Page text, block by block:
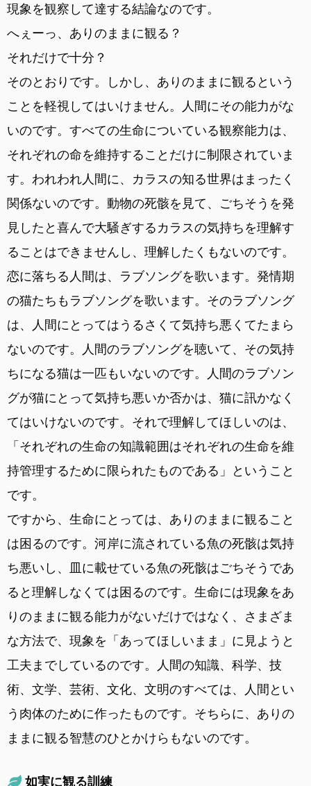
現象を観察して達する結論なのです。
へぇーっ、ありのままに観る？
それだけで十分？
そのとおりです。しかし、ありのままに観るという
ことを軽視してはいけません。人間にその能力がな
いのです。すべての生命についている観察能力は、
それぞれの命を維持することだけに制限されていま
す。われわれ人間に、カラスの知る世界はまったく
関係ないのです。動物の死骸を見て、ごちそうを発
見したと喜んで大騒ぎするカラスの気持ちを理解す
ることはできませんし、理解したくもないのです。
恋に落ちる人間は、ラブソングを歌います。発情期
の猫たちもラブソングを歌います。そのラブソング
は、人間にとってはうるさくて気持ち悪くてたまら
ないのです。人間のラブソングを聴いて、その気持
ちになる猫は一匹もいないのです。人間のラブソン
グが猫にとって気持ち悪いか否かは、猫に訊かなく
てはいけないのです。それで理解してほしいのは、
「それぞれの生命の知識範囲はそれぞれの生命を維
持管理するために限られたものである」ということ
です。
ですから、生命にとっては、ありのままに観ること
は困るのです。河岸に流されている魚の死骸は気持
ち悪いし、皿に載せている魚の死骸はごちそうであ
ると理解しなくては困るのです。生命には現象をあ
りのままに観る能力がないだけではなく、さまざま
な方法で、現象を「あってほしいまま」に見ようと
工夫までしているのです。人間の知識、科学、技
術、文学、芸術、文化、文明のすべては、人間とい
う肉体のために作ったものです。そちらに、ありの
ままに観る智慧のひとかけらもないのです。
如実に観る訓練